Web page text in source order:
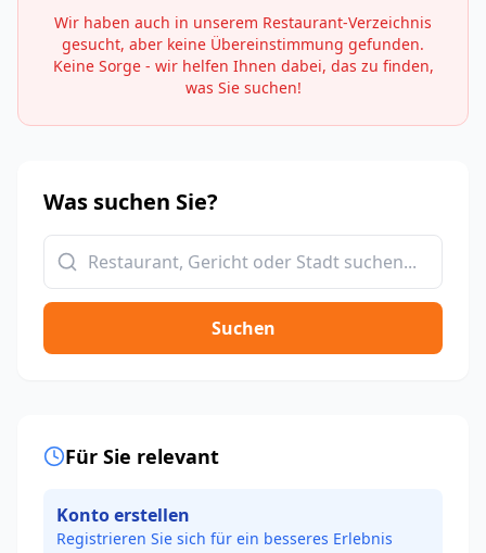
Wir haben auch in unserem Restaurant-Verzeichnis
gesucht, aber keine Übereinstimmung gefunden.
Keine Sorge - wir helfen Ihnen dabei, das zu finden,
was Sie suchen!
Was suchen Sie?
Suchen
Für Sie relevant
Konto erstellen
Registrieren Sie sich für ein besseres Erlebnis